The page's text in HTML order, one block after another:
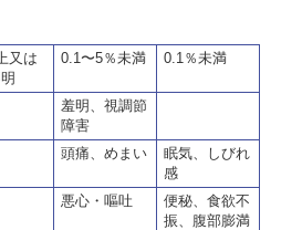
又は
0.1〜5％未満 0.1％未満
羞明、視調節
障害
頭痛、めまい
眠気、しびれ
感
悪心・嘔吐
便秘、食欲不
振、腹部膨満